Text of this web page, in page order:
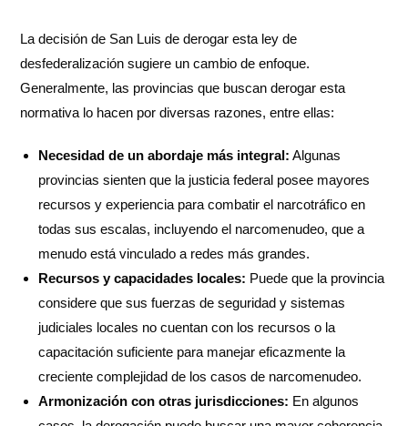
La decisión de San Luis de derogar esta ley de
desfederalización sugiere un cambio de enfoque.
Generalmente, las provincias que buscan derogar esta
normativa lo hacen por diversas razones, entre ellas:
Necesidad de un abordaje más integral: Algunas
provincias sienten que la justicia federal posee mayores
recursos y experiencia para combatir el narcotráfico en
todas sus escalas, incluyendo el narcomenudeo, que a
menudo está vinculado a redes más grandes.
Recursos y capacidades locales: Puede que la provincia
considere que sus fuerzas de seguridad y sistemas
judiciales locales no cuentan con los recursos o la
capacitación suficiente para manejar eficazmente la
creciente complejidad de los casos de narcomenudeo.
Armonización con otras jurisdicciones: En algunos